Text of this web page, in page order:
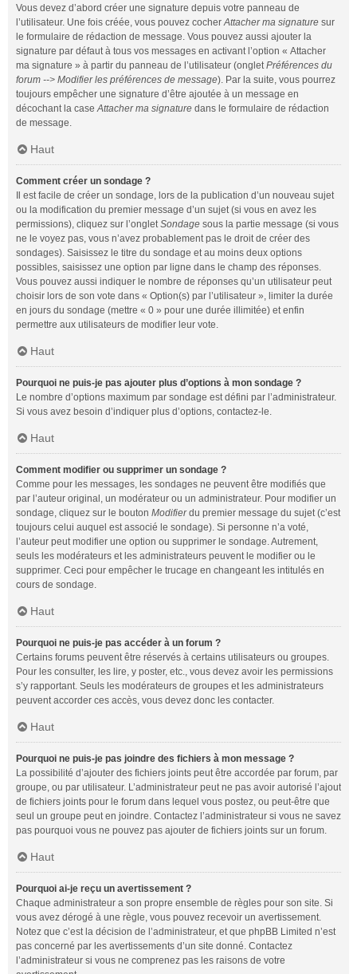
Vous devez d’abord créer une signature depuis votre panneau de
l’utilisateur. Une fois créée, vous pouvez cocherAttacher ma signature sur
le formulaire de rédaction de message. Vous pouvez aussi ajouter la
signature par défaut à tous vos messages en activant l’option « Attacher
ma signature » à partir du panneau de l’utilisateur (ongletPréférences du
forum --> Modifier les préférences de message). Par la suite, vous pourrez
toujours empêcher une signature d’être ajoutée à un message en
décochant la caseAttacher ma signature dans le formulaire de rédaction
de message.
Haut
Comment créer un sondage ?
Il est facile de créer un sondage, lors de la publication d’un nouveau sujet
ou la modification du premier message d’un sujet (si vous en avez les
permissions), cliquez sur l’ongletSondage sous la partie message (si vous
ne le voyez pas, vous n’avez probablement pas le droit de créer des
sondages). Saisissez le titre du sondage et au moins deux options
possibles, saisissez une option par ligne dans le champ des réponses.
Vous pouvez aussi indiquer le nombre de réponses qu’un utilisateur peut
choisir lors de son vote dans « Option(s) par l’utilisateur », limiter la durée
en jours du sondage (mettre « 0 » pour une durée illimitée) et enfin
permettre aux utilisateurs de modifier leur vote.
Haut
Pourquoi ne puis-je pas ajouter plus d’options à mon sondage ?
Le nombre d’options maximum par sondage est défini par l’administrateur.
Si vous avez besoin d’indiquer plus d’options, contactez-le.
Haut
Comment modifier ou supprimer un sondage ?
Comme pour les messages, les sondages ne peuvent être modifiés que
par l’auteur original, un modérateur ou un administrateur. Pour modifier un
sondage, cliquez sur le bouton Modifierdu premier message du sujet (c’est
toujours celui auquel est associé le sondage). Si personne n’a voté,
l’auteur peut modifier une option ou supprimer le sondage. Autrement,
seuls les modérateurs et les administrateurs peuvent le modifier ou le
supprimer. Ceci pour empêcher le trucage en changeant les intitulés en
cours de sondage.
Haut
Pourquoi ne puis-je pas accéder à un forum ?
Certains forums peuvent être réservés à certains utilisateurs ou groupes.
Pour les consulter, les lire, y poster, etc., vous devez avoir les permissions
s’y rapportant. Seuls les modérateurs de groupes et les administrateurs
peuvent accorder ces accès, vous devez donc les contacter.
Haut
Pourquoi ne puis-je pas joindre des fichiers à mon message ?
La possibilité d’ajouter des fichiers joints peut être accordée par forum, par
groupe, ou par utilisateur. L’administrateur peut ne pas avoir autorisé l’ajout
de fichiers joints pour le forum dans lequel vous postez, ou peut-être que
seul un groupe peut en joindre. Contactez l’administrateur si vous ne savez
pas pourquoi vous ne pouvez pas ajouter de fichiers joints sur un forum.
Haut
Pourquoi ai-je reçu un avertissement ?
Chaque administrateur a son propre ensemble de règles pour son site. Si
vous avez dérogé à une règle, vous pouvez recevoir un avertissement.
Notez que c’est la décision de l’administrateur, et que phpBB Limited n’est
pas concerné par les avertissements d’un site donné. Contactez
l’administrateur si vous ne comprenez pas les raisons de votre